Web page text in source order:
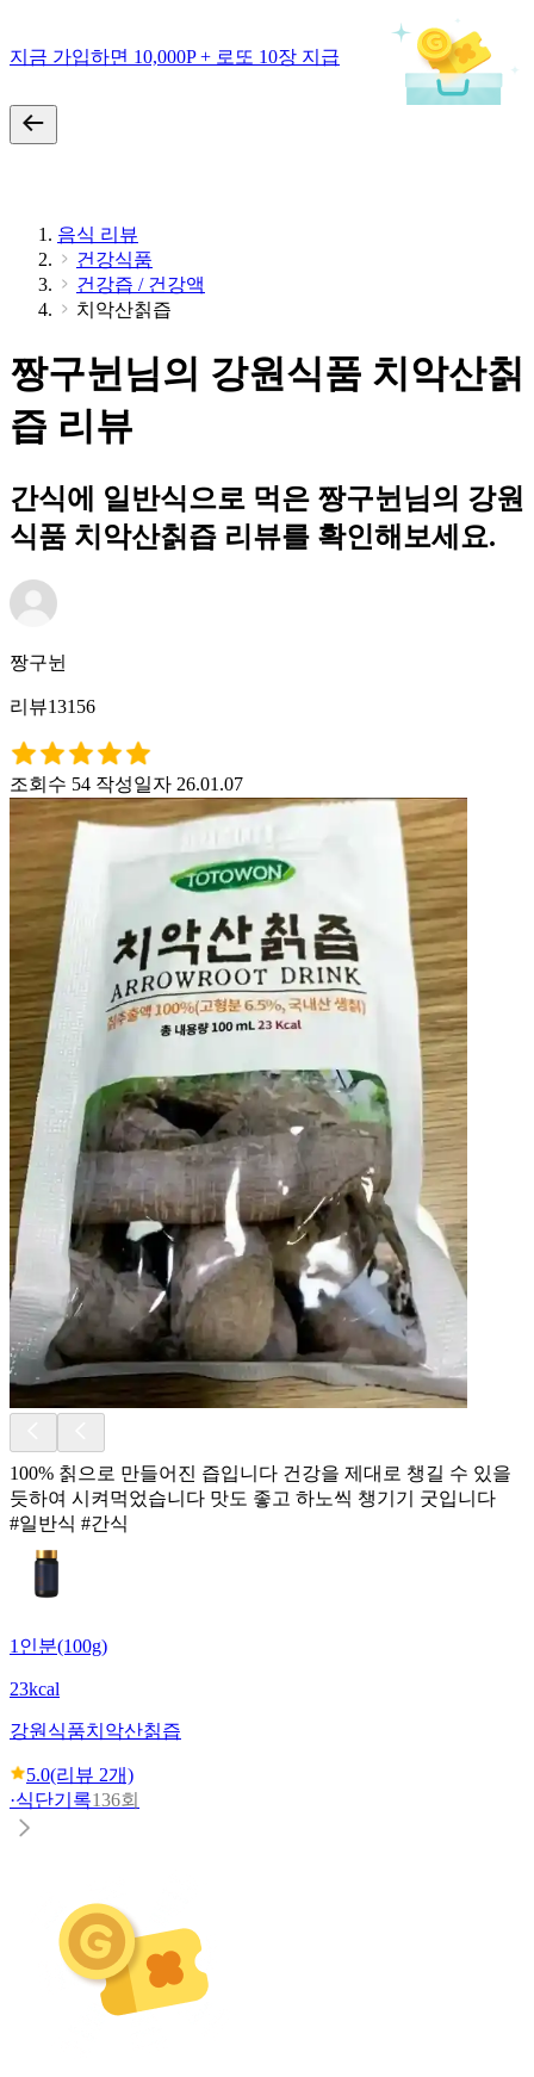
지금 가입하면 10,000P + 로또 10장 지급
음식 리뷰
건강식품
건강즙 / 건강액
치악산칡즙
짱구뉜님의 강원식품 치악산칡
즙 리뷰
간식에 일반식으로 먹은 짱구뉜님의 강원
식품 치악산칡즙 리뷰를 확인해보세요.
짱구뉜
리뷰13156
조회수 54 작성일자 26.01.07
100% 칡으로 만들어진 즙입니다 건강을 제대로 챙길 수 있을
듯하여 시켜먹었습니다 맛도 좋고 하노씩 챙기기 굿입니다
#일반식 #간식
1인분(100g)
23kcal
강원식품치악산칡즙
5.0(리뷰 2개)
·식단기록136회